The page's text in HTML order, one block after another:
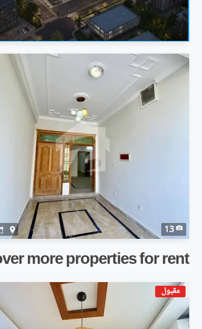
13
more properties for rent
مقبول